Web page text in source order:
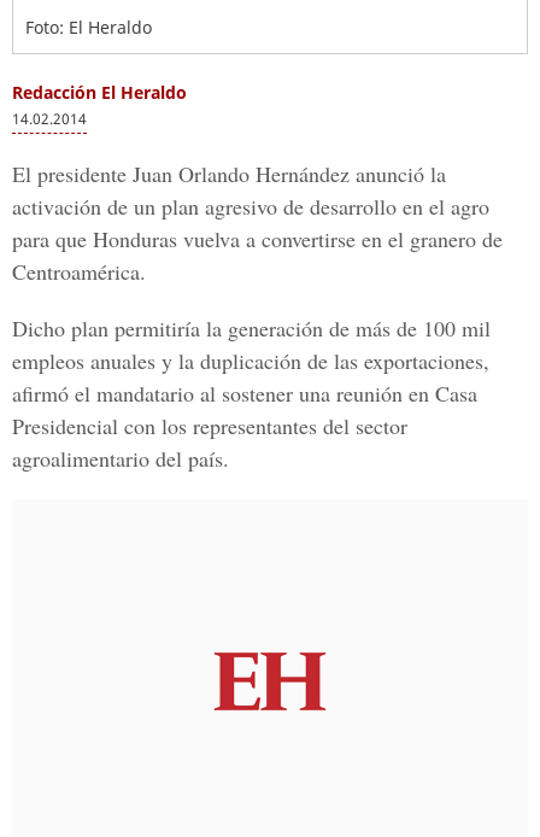
Foto: El Heraldo
Redacción El Heraldo
14.02.2014
El presidente Juan Orlando Hernández anunció la
activación de un plan agresivo de desarrollo en el agro
para que Honduras vuelva a convertirse en el granero de
Centroamérica.
Dicho plan permitiría la generación de más de 100 mil
empleos anuales y la duplicación de las exportaciones,
afirmó el mandatario al sostener una reunión en Casa
Presidencial con los representantes del sector
agroalimentario del país.